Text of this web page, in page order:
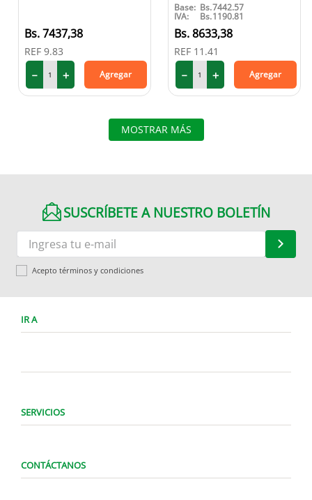
7437,38
REF 9.83
＋
－ Agregar
Base: Bs.7442.57
IVA: Bs.1190.81
8633,38
REF 11.41
＋
－ Agregar
MOSTRAR MÁS
SUSCRÍBETE A NUESTRO BOLETÍN
Acepto términos y condiciones
IR A
SERVICIOS
CONTÁCTANOS